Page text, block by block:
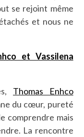
se rejoint même
et nous ne
et Vassilena
Thomas Enhco
du cœur, pureté
comprendre mais
La rencontre